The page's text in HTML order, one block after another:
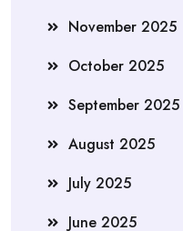
November 2025
October 2025
September 2025
August 2025
July 2025
June 2025